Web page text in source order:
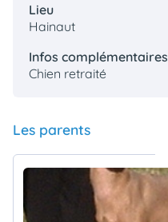
Lieu
Hainaut
Infos complémentaires
Chien retraité
Les parents